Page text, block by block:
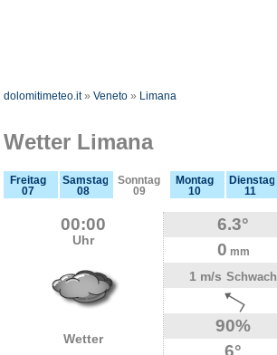
dolomitimeteo.it»Veneto » Limana
Wetter Limana
Freitag
07
Samstag
08
Sonntag
09
Montag
10
Dienstag
11
00:00
Uhr
Wetter
6.3°
0 mm
1 m/s Schwach
90%
6°